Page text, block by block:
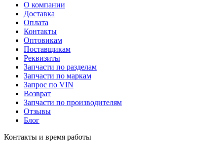
О компании
Доставка
Оплата
Контакты
Оптовикам
Поставщикам
Реквизиты
Запчасти по разделам
Запчасти по маркам
Запрос по VIN
Возврат
Запчасти по производителям
Отзывы
Блог
Контакты и время работы